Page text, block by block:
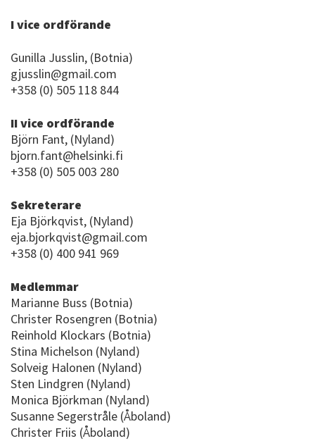
I vice ordförande
Gunilla Jusslin, (Botnia)
gjusslin@gmail.com
+358 (0) 505 118 844
II vice ordförande
Björn Fant, (Nyland)
bjorn.fant@helsinki.fi
+358 (0) 505 003 280
Sekreterare
Eja Björkqvist, (Nyland)
eja.bjorkqvist@gmail.com
+358 (0) 400 941 969
Medlemmar
Marianne Buss (Botnia)
Christer Rosengren (Botnia)
Reinhold Klockars (Botnia)
Stina Michelson (Nyland)
Solveig Halonen (Nyland)
Sten Lindgren (Nyland)
Monica Björkman (Nyland)
Susanne Segerstråle (Åboland)
Christer Friis (Åboland)